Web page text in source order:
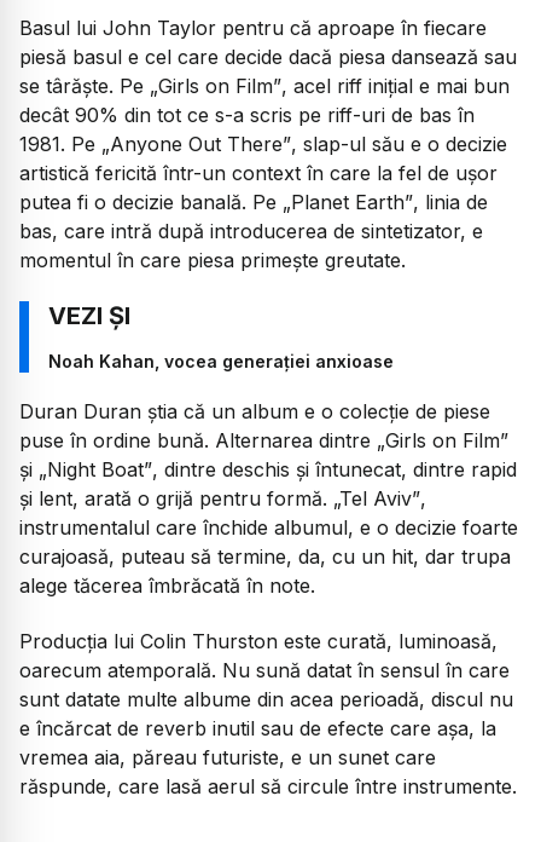
Basul lui John Taylor pentru că aproape în fiecare
piesă basul e cel care decide dacă piesa dansează sau
se târăşte. Pe „Girls on Film”, acel riff inițial e mai bun
decât 90% din tot ce s-a scris pe riff-uri de bas în
1981. Pe „Anyone Out There”, slap-ul său e o decizie
artistică fericită într-un context în care la fel de uşor
putea fi o decizie banală. Pe „Planet Earth”, linia de
bas, care intră după introducerea de sintetizator, e
momentul în care piesa primeşte greutate.
Noah Kahan, vocea generației anxioase
Duran Duran ştia că un album e o colecție de piese
puse în ordine bună. Alternarea dintre „Girls on Film”
şi „Night Boat”, dintre deschis şi întunecat, dintre rapid
şi lent, arată o grijă pentru formă. „Tel Aviv”,
instrumentalul care închide albumul, e o decizie foarte
curajoasă, puteau să termine, da, cu un hit, dar trupa
alege tăcerea îmbrăcată în note.
Producția lui Colin Thurston este curată, luminoasă,
oarecum atemporală. Nu sună datat în sensul în care
sunt datate multe albume din acea perioadă, discul nu
e încărcat de reverb inutil sau de efecte care aşa, la
vremea aia, păreau futuriste, e un sunet care
răspunde, care lasă aerul să circule între instrumente.